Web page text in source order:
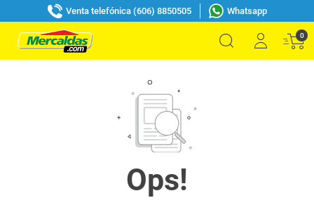
Venta telefónica (606) 8850505 Whatsapp
0